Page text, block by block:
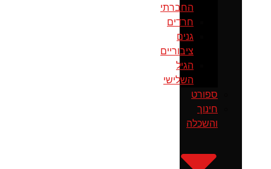
החברתי
חרדים
גנים
ציבוריים
הגיל
השלישי
ספורט
חינוך
והשכלה